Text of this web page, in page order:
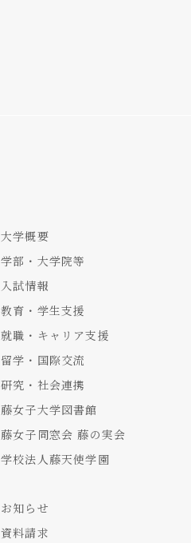
大学概要
学部・大学院等
入試情報
教育・学生支援
就職・キャリア支援
留学・国際交流
研究・社会連携
藤女子大学図書館
藤女子同窓会 藤の実会
学校法人藤天使学園
お知らせ
資料請求